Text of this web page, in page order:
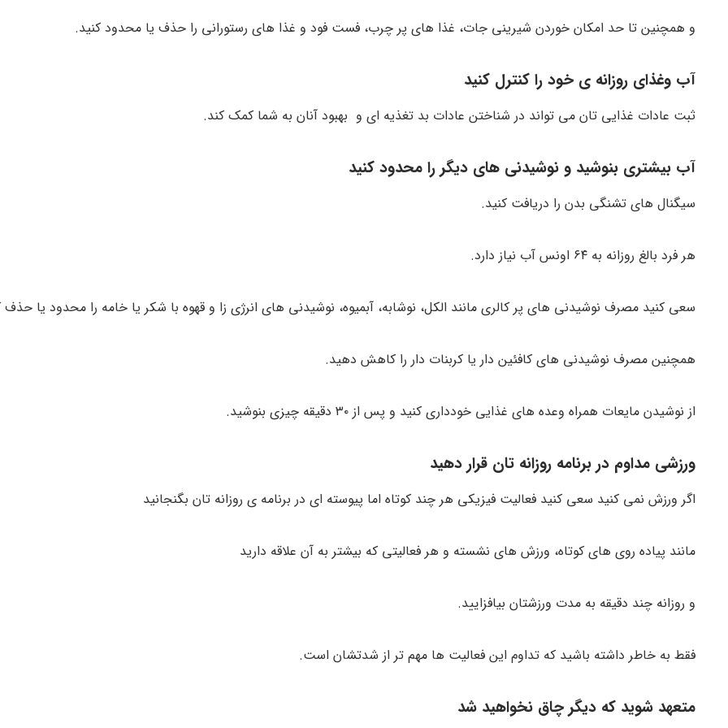
و همچنین تا حد امکان خوردن شیرینی جات، غذا های پر چرب، فست فود و غذا های رستورانی را حذف یا محدود کنید.
آب وغذای روزانه ی خود را کنترل کنید
ثبت عادات غذایی تان می تواند در شناختن عادات بد تغذیه ای و بهبود آنان به شما کمک کند.
آب بیشتری بنوشید و نوشیدنی های دیگر را محدود کنید
سیگنال های تشنگی بدن را دریافت کنید.
هر فرد بالغ روزانه به ۶۴ اونس آب نیاز دارد.
سعی کنید مصرف نوشیدنی های پر کالری مانند الکل، نوشابه، آبمیوه، نوشیدنی های انرژی زا و قهوه با شکر یا خامه را محدود یا حذف
همچنین مصرف نوشیدنی های کافئین دار یا کربنات دار را کاهش دهید.
از نوشیدن مایعات همراه وعده های غذایی خودداری کنید و پس از ۳۰ دقیقه چیزی بنوشید.
ورزشی مداوم در برنامه روزانه تان قرار دهید
اگر ورزش نمی کنید سعی کنید فعالیت فیزیکی هر چند کوتاه اما پیوسته ای در برنامه ی روزانه تان بگنجانید
مانند پیاده روی های کوتاه، ورزش های نشسته و هر فعالیتی که بیشتر به آن علاقه دارید
و روزانه چند دقیقه به مدت ورزشتان بیافزایید.
فقط به خاطر داشته باشید که تداوم این فعالیت ها مهم تر از شدتشان است.
متعهد شوید که دیگر چاق نخواهید شد